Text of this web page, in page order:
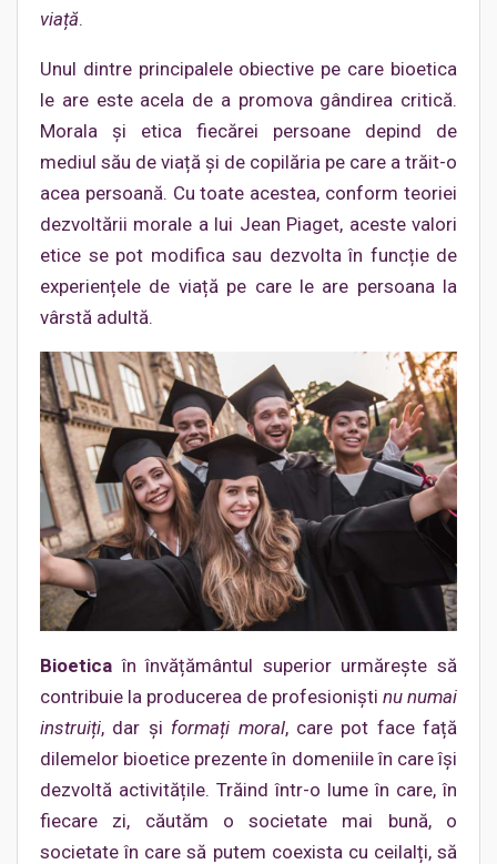
viață.
Unul dintre principalele obiective pe care bioetica
le are este acela de a promova gândirea critică.
Morala și etica fiecărei persoane depind de
mediul său de viață și de copilăria pe care a trăit-o
acea persoană. Cu toate acestea, conform teoriei
dezvoltării morale a lui Jean Piaget, aceste valori
etice se pot modifica sau dezvolta în funcție de
experiențele de viață pe care le are persoana la
vârstă adultă.
Bioetica în învățământul superior urmăreşte să
contribuie la producerea de profesioniști nu numai
instruiți, dar și formați moral, care pot face față
dilemelor bioetice prezente în domeniile în care își
dezvoltă activitățile. Trăind într-o lume în care, în
fiecare zi, căutăm o societate mai bună, o
societate în care să putem coexista cu ceilalți, să